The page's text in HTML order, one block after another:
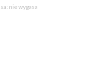
nie wygasa